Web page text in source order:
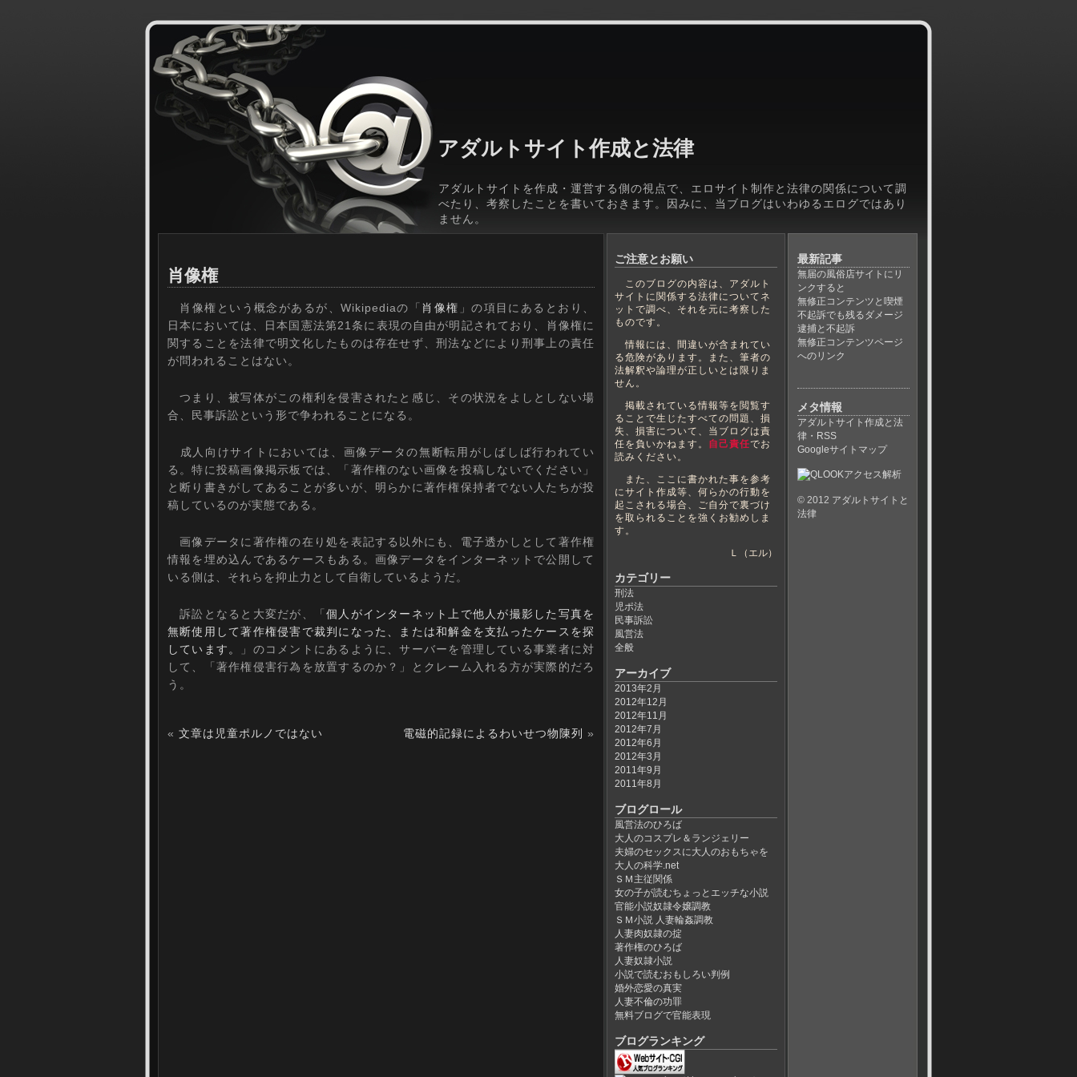
アダルトサイト作成と法律
アダルトサイトを作成・運営する側の視点で、エロサイト制作と法律の関係について調
べたり、考察したことを書いておきます。因みに、当ブログはいわゆるエログではあり
ません。
肖像権
肖像権という概念があるが、Wikipediaの「 肖像権 」の項目にあるとおり、
日本においては、日本国憲法第21条に表現の自由が明記されており、肖像権に
関することを法律で明文化したものは存在せず、刑法などにより刑事上の責任
が問われることはない。
つまり、被写体がこの権利を侵害されたと感じ、その状況をよしとしない場
合、民事訴訟という形で争われることになる。
成人向けサイトにおいては、画像データの無断転用がしばしば行われてい
る。特に投稿画像掲示板では、「著作権のない画像を投稿しないでください」
と断り書きがしてあることが多いが、明らかに著作権保持者でない人たちが投
稿しているのが実態である。
画像データに著作権の在り処を表記する以外にも、電子透かしとして著作権
情報を埋め込んであるケースもある。画像データをインターネットで公開して
いる側は、それらを抑止力として自衛しているようだ。
訴訟となると大変だが、「個人がインターネット上で他人が撮影した写真を
無断使用して著作権侵害で裁判になった、または和解金を支払ったケースを探
しています。
」のコメントにあるように、サーバーを管理している事業者に対
して、「著作権侵害行為を放置するのか？」とクレーム入れる方が実際的だろ
う。
« 文章は児童ポルノではない 電磁的記録によるわいせつ物陳列 »
ご注意とお願い
このブログの内容は、アダルト
サイトに関係する法律についてネ
ットで調べ、それを元に考察した
ものです。
情報には、間違いが含まれてい
る危険があります。また、筆者の
法解釈や論理が正しいとは限りま
せん。
掲載されている情報等を閲覧す
ることで生じたすべての問題、損
失、損害について、当ブログは責
任を負いかねます。 自己責任でお
読みください。
また、ここに書かれた事を参考
にサイト作成等、何らかの行動を
起こされる場合、ご自分で裏づけ
を取られることを強くお勧めしま
す。
Ｌ（エル）
カテゴリー
刑法
児ポ法
民事訴訟
風営法
全般
アーカイブ
2013年2月
2012年12月
2012年11月
2012年7月
2012年6月
2012年3月
2011年9月
2011年8月
ブログロール
風営法のひろば
大人のコスプレ＆ランジェリー
夫婦のセックスに大人のおもちゃを
大人の科学.net
ＳＭ主従関係
女の子が読むちょっとエッチな小説
官能小説奴隷令嬢調教
ＳＭ小説 人妻輪姦調教
人妻肉奴隷の掟
著作権のひろば
人妻奴隷小説
小説で読むおもしろい判例
婚外恋愛の真実
人妻不倫の功罪
無料ブログで官能表現
ブログランキング
最新記事
無届の風俗店サイトにリ
ンクすると
無修正コンテンツと喫煙
不起訴でも残るダメージ
逮捕と不起訴
無修正コンテンツページ
へのリンク
メタ情報
アダルトサイト作成と法
律・RSS
Googleサイトマップ
© 2012 アダルトサイトと
法律